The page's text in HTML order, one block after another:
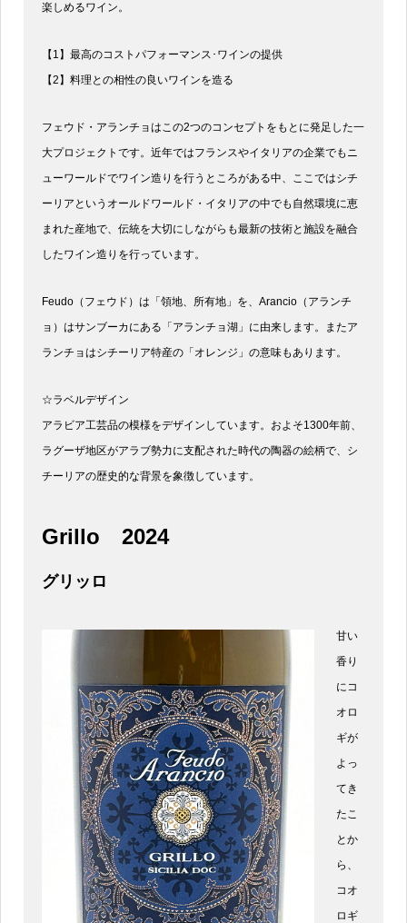
楽しめるワイン。
【1】最高のコストパフォーマンス･ワインの提供
【2】料理との相性の良いワインを造る
フェウド・アランチョはこの2つのコンセプトをもとに発足した一
大プロジェクトです。近年ではフランスやイタリアの企業でもニ
ューワールドでワイン造りを行うところがある中、ここではシチ
ーリアというオールドワールド・イタリアの中でも自然環境に恵
まれた産地で、伝統を大切にしながらも最新の技術と施設を融合
したワイン造りを行っています。
Feudo（フェウド）は「領地、所有地」を、Arancio（アランチ
ョ）はサンブーカにある「アランチョ湖」に由来します。またア
ランチョはシチーリア特産の「オレンジ」の意味もあります。
☆ラベルデザイン
アラビア工芸品の模様をデザインしています。およそ1300年前、
ラグーザ地区がアラブ勢力に支配された時代の陶器の絵柄で、シ
チーリアの歴史的な背景を象徴しています。
Grillo 2024
グリッロ
甘い
香り
にコ
オロ
ギが
よっ
てき
たこ
とか
ら、
コオ
ロギ